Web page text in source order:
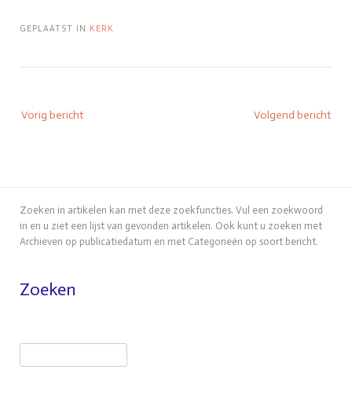
GEPLAATST IN KERK
Vorig bericht Volgend bericht
Zoeken in artikelen kan met deze zoekfuncties. Vul een zoekwoord
in en u ziet een lijst van gevonden artikelen. Ook kunt u zoeken met
Archieven op publicatiedatum en met Categorieën op soort bericht.
Zoeken